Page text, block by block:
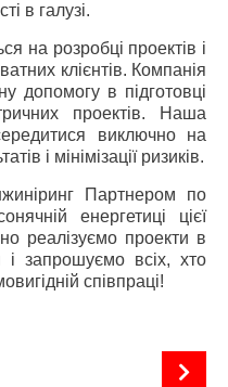
в галузі.
на розробці проектів і
клієнтів. Компанія
допомогу в підготовці
проектів. Наша
виключно на
і мінімізації ризиків.
Партнером по
енергетиці цієї
реалізуємо проекти в
і запрошуємо всіх, хто
співпраці!